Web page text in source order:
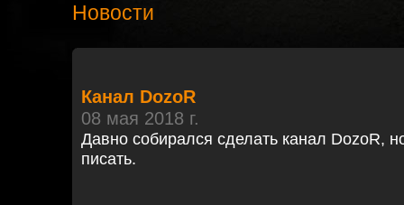
Новости
Канал DozoR
08 мая 2018 г.
Давно собирался сделать канал DozoR,
писать.